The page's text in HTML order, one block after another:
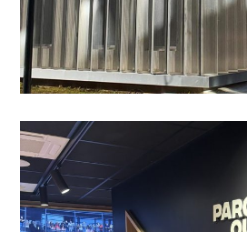
Boutique RCT –
MAYOL –
Agencement